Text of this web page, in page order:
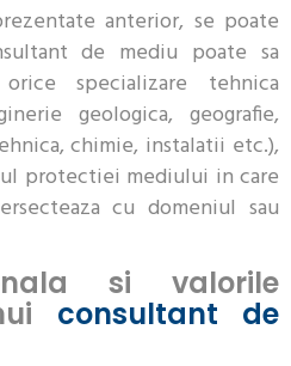
anterior, se poate
de mediu poate sa
specializare tehnica
geologica, geografie,
chimie, instalatii etc.),
protectiei mediului in care
cu domeniul sau
si valorile
consultant de